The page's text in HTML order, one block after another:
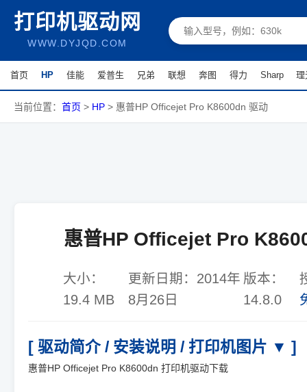
打印机驱动网
WWW.DYJQD.COM
首页 HP 佳能 爱普生 兄弟 联想 奔图 得力 Sharp 理
当前位置： 首页 > HP > 惠普HP Officejet Pro K8600dn 驱动
惠普HP Officejet Pro
大小：
19.4 MB
更新日期： 2014年
8月26日
版本：
14.8.0
[ 驱动简介 / 安装说明 / 打印机图片 ▼ ]
惠普HP Officejet Pro K8600dn 打印机驱动下载